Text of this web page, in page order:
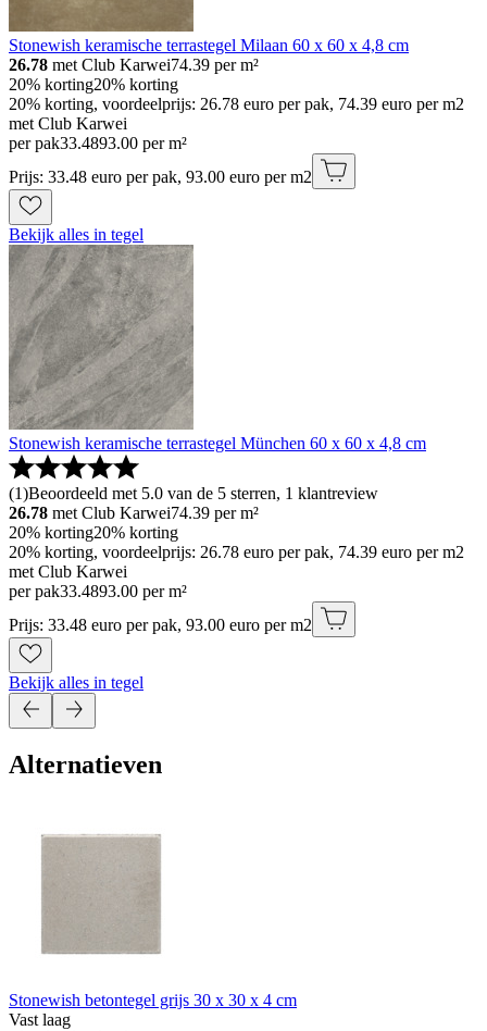
Stonewish keramische terrastegel Milaan 60 x 60 x 4,8 cm
26.78 met Club Karwei74.39 per m²
20% korting20% korting
20% korting, voordeelprijs: 26.78 euro per pak, 74.39 euro per m2
met Club Karwei
per pak33.4893.00 per m²
Prijs: 33.48 euro per pak, 93.00 euro per m2
Bekijk alles in tegel
Stonewish keramische terrastegel München 60 x 60 x 4,8 cm
(1)Beoordeeld met 5.0 van de 5 sterren, 1 klantreview
26.78 met Club Karwei74.39 per m²
20% korting20% korting
20% korting, voordeelprijs: 26.78 euro per pak, 74.39 euro per m2
met Club Karwei
per pak33.4893.00 per m²
Prijs: 33.48 euro per pak, 93.00 euro per m2
Bekijk alles in tegel
Alternatieven
Stonewish betontegel grijs 30 x 30 x 4 cm
Vast laag